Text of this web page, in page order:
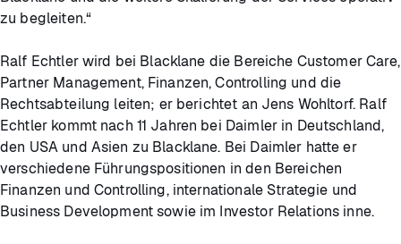
zu begleiten.“
Ralf Echtler wird bei Blacklane die Bereiche Customer Care,
Partner Management, Finanzen, Controlling und die
Rechtsabteilung leiten; er berichtet an Jens Wohltorf. Ralf
Echtler kommt nach 11 Jahren bei Daimler in Deutschland,
den USA und Asien zu Blacklane. Bei Daimler hatte er
verschiedene Führungspositionen in den Bereichen
Finanzen und Controlling, internationale Strategie und
Business Development sowie im Investor Relations inne.